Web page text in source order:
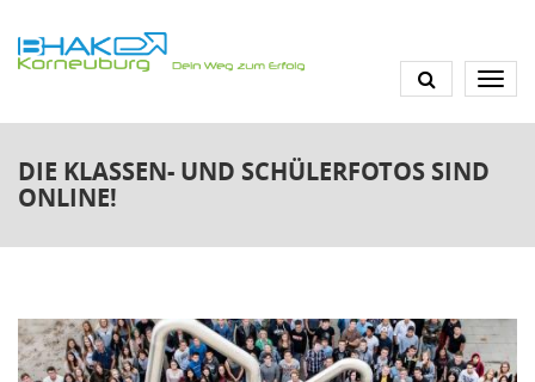
zum
Inhalt
DIE KLASSEN- UND SCHÜLERFOTOS SIND
ONLINE!